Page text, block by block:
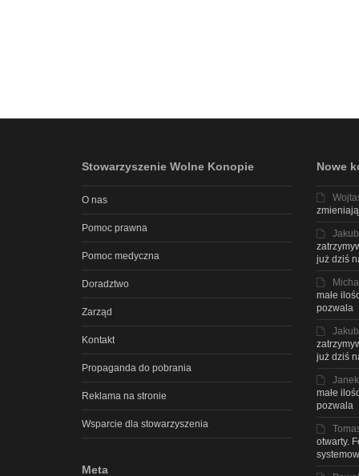
Stowarzyszenie Wolne Konopie
O nas
Pomoc prawna
Pomoc medyczna
Doradztwo
Zarząd
Kontakt
Propaganda do pobrania
Reklama na stronie
Wsparcie dla stowarzyszenia
Meta
Nowe
już dziś
małe
pozwala
już dziś
Janek
małe
pozwala
otwarty.